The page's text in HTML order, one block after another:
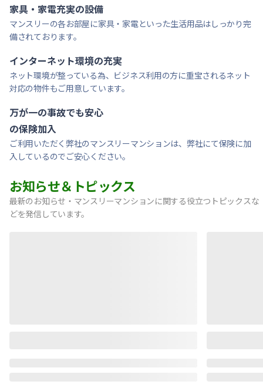
家具・家電充実の設備
マンスリーの各お部屋に家具・家電といった生活用品はしっかり完
備されております。
インターネット環境の充実
ネット環境が整っている為、ビジネス利用の方に重宝されるネット
対応の物件もご用意しています。
万が一の事故でも安心
の保険加入
ご利用いただく弊社のマンスリーマンションは、弊社にて保険に加
入しているのでご安心ください。
お知らせ＆トピックス
最新のお知らせ・マンスリーマンションに関する役立つトピックスな
どを発信しています。